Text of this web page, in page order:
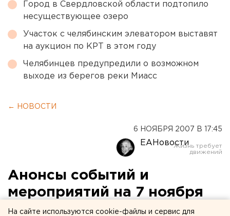
Город в Свердловской области подтопило
несуществующее озеро
Участок с челябинским элеватором выставят
на аукцион по КРТ в этом году
Челябинцев предупредили о возможном
выходе из берегов реки Миасс
← НОВОСТИ
6 НОЯБРЯ 2007 В 17:45
ЕАНовости
Анонсы событий и
мероприятий на 7 ноября
2007 года:
На сайте используются cookie-файлы и сервис для